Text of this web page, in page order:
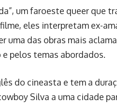
um faroeste queer que
eles interpretam ex-
uma das obras mais
pelos temas abordados.
do cineasta e tem a
Silva a uma cidade